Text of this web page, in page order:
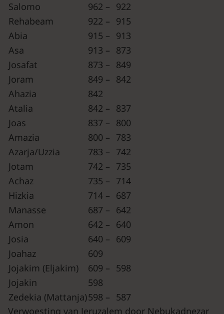
Salomo
962 – 922
Rehabeam
922 – 915
Abia
915 – 913
Asa
913 – 873
Josafat
873 – 849
Joram
849 – 842
Ahazia
842
Atalia
842 – 837
Joas
837 – 800
Amazia
800 – 783
Azarja/Uzzia
783 – 742
Jotam
742 – 735
Achaz
735 – 714
Hizkia
714 – 687
Manasse
687 – 642
Amon
642 – 640
Josia
640 – 609
Joahaz
609
Jojakim (Eljakim)
609 – 598
Jojakin
598
Zedekia (Mattanja)598 – 587
Verwoesting van Jeruzalem door Nebukadnezar